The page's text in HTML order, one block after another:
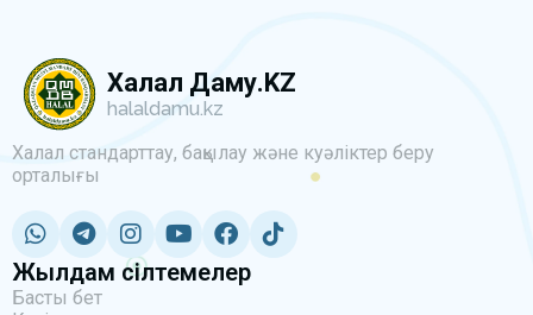
Халал Даму.KZ
halaldamu.kz
Халал стандарттау, бақылау және куәліктер беру
орталығы
Жылдам сілтемелер
Басты бет